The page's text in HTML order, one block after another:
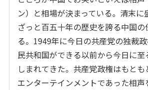
ン）と相場が決まっている。清末に
ざっと百五十年の歴史を誇る中国の
る。1949年に今日の共産党の独裁
民共和国ができる以前から今日に
しまれてきた。共産党政権はもと
エンターテインメントであった相